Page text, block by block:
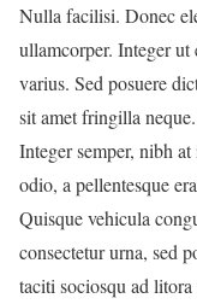
Nulla facilisi. Donec
ullamcorper. Integer ut
varius. Sed posuere
sit amet fringilla
Integer semper, nibh
odio, a pellentesque
Quisque vehicula
consectetur urna, sed
taciti sociosqu ad